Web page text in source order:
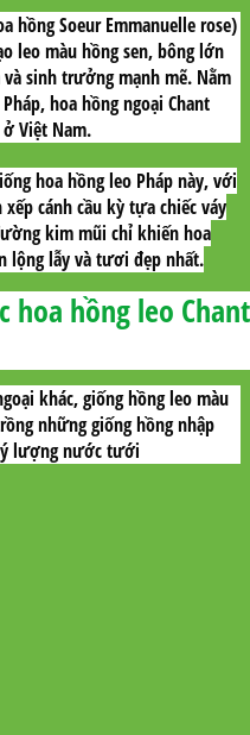
hồng Soeur Emmanuelle rose)
leo màu hồng sen, bông lớn
sinh trưởng mạnh mẽ. Nằm
hoa hồng ngoại Chant
Việt Nam.
hoa hồng leo Pháp này, với
cánh cầu kỳ tựa chiếc váy
kim mũi chỉ khiến hoa
lộng lẫy và tươi đẹp nhất.
hoa hồng leo
khác, giống hồng leo màu
những giống hồng nhập
ý lượng nước tưới